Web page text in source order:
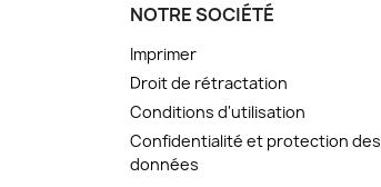
NOTRE SOCIÉTÉ
Imprimer
Droit de rétractation
Conditions d'utilisation
Confidentialité et protection des
données